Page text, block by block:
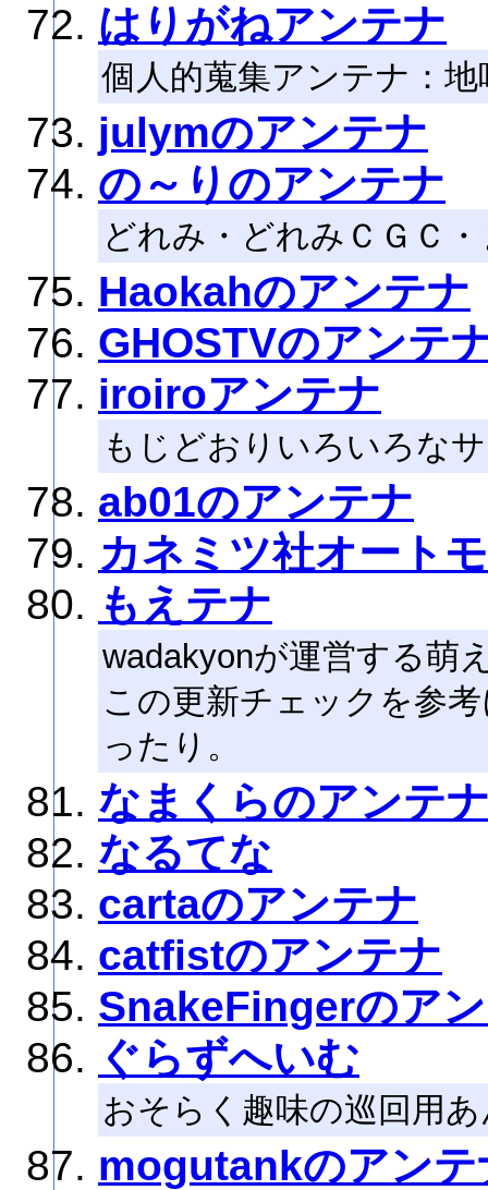
はりがねアンテナ
個人的蒐集アンテナ：
julymのアンテナ
の～りのアンテナ
どれみ・どれみＣＧＣ
Haokahのアンテナ
GHOSTVのアンテ
iroiroアンテナ
もじどおりいろいろな
ab01のアンテナ
カネミツ社オート
もえテナ
wadakyonが運営する萌
この更新チェックを参
ったり。
なまくらのアンテ
なるてな
cartaのアンテナ
catfistのアンテナ
SnakeFingerのア
ぐらずへいむ
おそらく趣味の巡回用
mogutankのアンテ